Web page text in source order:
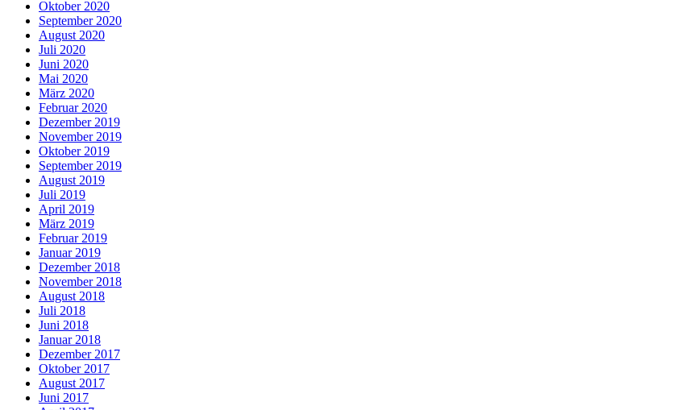
Oktober 2020
September 2020
August 2020
Juli 2020
Juni 2020
Mai 2020
März 2020
Februar 2020
Dezember 2019
November 2019
Oktober 2019
September 2019
August 2019
Juli 2019
April 2019
März 2019
Februar 2019
Januar 2019
Dezember 2018
November 2018
August 2018
Juli 2018
Juni 2018
Januar 2018
Dezember 2017
Oktober 2017
August 2017
Juni 2017